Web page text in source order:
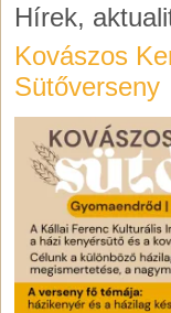
Hírek,
Kovászos
Sütőverseny